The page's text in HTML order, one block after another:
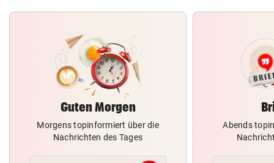
Guten Morgen
Morgens topinformiert über die
Nachrichten des Tages
Abends